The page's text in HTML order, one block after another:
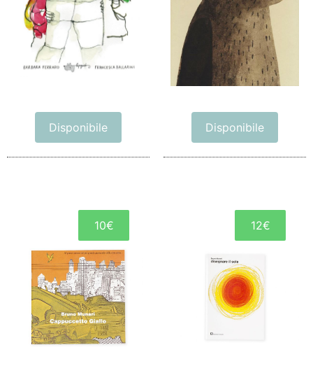
Disponibile Disponibile
10€ 12€